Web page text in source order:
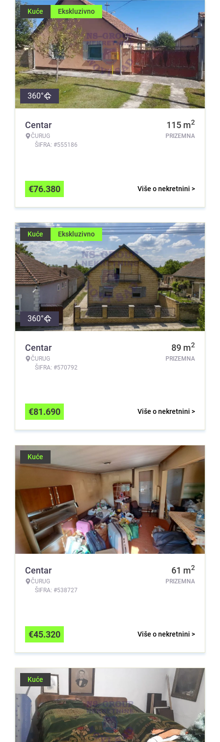
Kuće Ekskluzivno
360°
Centar
ČURUG
ŠIFRA: #555186
115 m2
PRIZEMNA
Više o nekretnini >
€76.380
Kuće Ekskluzivno
360°
Centar
ČURUG
ŠIFRA: #570792
89 m2
PRIZEMNA
Više o nekretnini >
€81.690
Kuće
Centar
ČURUG
ŠIFRA: #538727
61 m2
PRIZEMNA
Više o nekretnini >
€45.320
Kuće